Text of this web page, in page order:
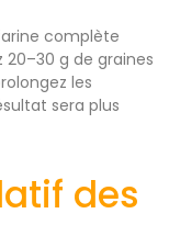
complète
g de graines
les
sera plus
des